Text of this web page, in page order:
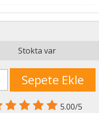
Stokta var
Sepete Ekle
5.00/5